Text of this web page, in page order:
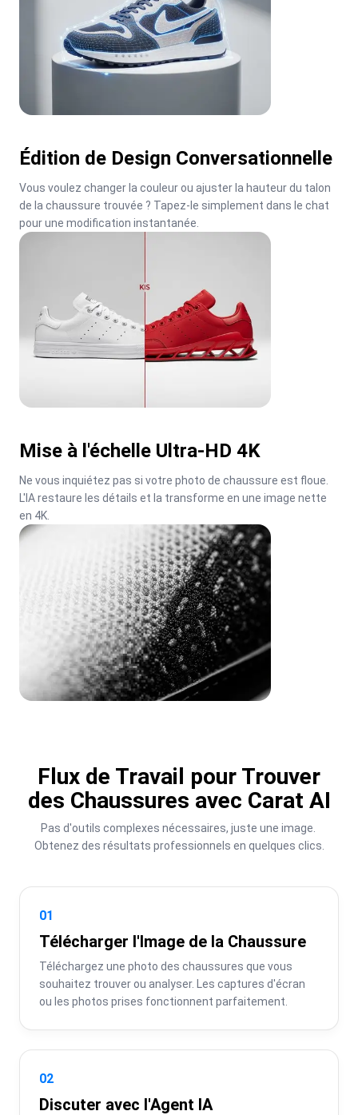
Édition de Design Conversationnelle
Vous voulez changer la couleur ou ajuster la hauteur du talon
de la chaussure trouvée ? Tapez-le simplement dans le chat
pour une modification instantanée.
Mise à l'échelle Ultra-HD 4K
Ne vous inquiétez pas si votre photo de chaussure est floue.
L'IA restaure les détails et la transforme en une image nette
en 4K.
Flux de Travail pour Trouver
des Chaussures avec Carat AI
Pas d'outils complexes nécessaires, juste une image.
Obtenez des résultats professionnels en quelques clics.
01
Télécharger l'Image de la Chaussure
Téléchargez une photo des chaussures que vous
souhaitez trouver ou analyser. Les captures d'écran
ou les photos prises fonctionnent parfaitement.
02
Discuter avec l'Agent IA